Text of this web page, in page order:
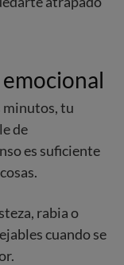
minutos, tu
de
es suficiente
rabia o
cuando se